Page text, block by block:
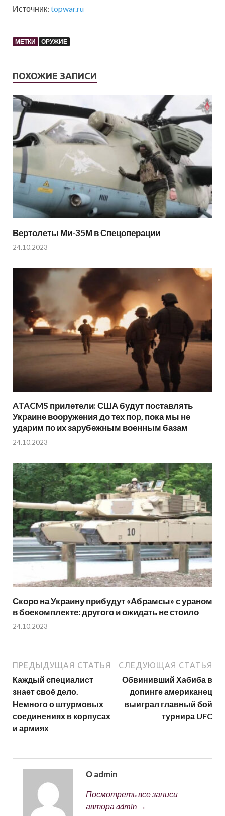
Источник: topwar.ru
МЕТКИ ОРУЖИЕ
ПОХОЖИЕ ЗАПИСИ
Вертолеты Ми-35М в Спецоперации
24.10.2023
ATACMS прилетели: США будут поставлять
Украине вооружения до тех пор, пока мы не
ударим по их зарубежным военным базам
24.10.2023
Скоро на Украину прибудут «Абрамсы» с ураном
в боекомплекте: другого и ожидать не стоило
24.10.2023
ПРЕДЫДУЩАЯ СТАТЬЯ
Каждый специалист
знает своё дело.
Немного о штурмовых
соединениях в корпусах
и армиях
СЛЕДУЮЩАЯ СТАТЬЯ
Обвинивший Хабиба в
допинге американец
выиграл главный бой
турнира UFC
О admin
Посмотреть все записи
автора admin →